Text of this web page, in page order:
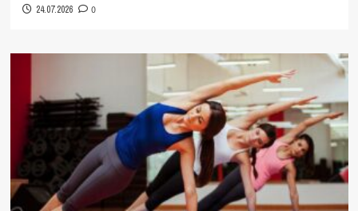
24.07.2026 0